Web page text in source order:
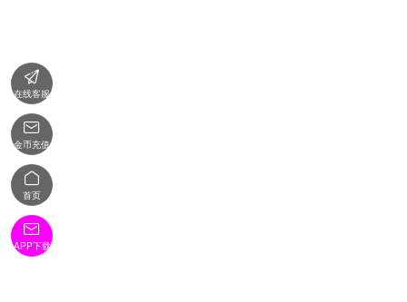

在线客服

金币充值

首页

APP下载